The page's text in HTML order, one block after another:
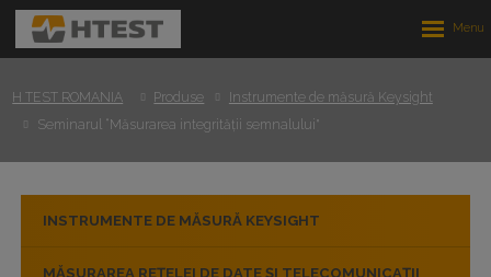
H TEST ROMANIA Produse
Instrumente de măsură Keysight
Seminarul “Măsurarea integrității semnalului"
INSTRUMENTE DE MĂSURĂ KEYSIGHT
MĂSURAREA REȚELEI DE DATE ȘI TELECOMUNICAȚII